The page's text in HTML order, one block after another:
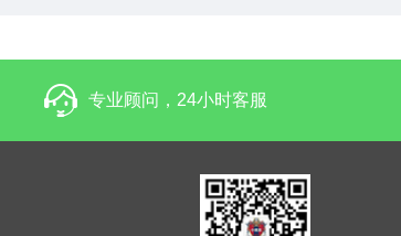
专业顾问，24小时客服